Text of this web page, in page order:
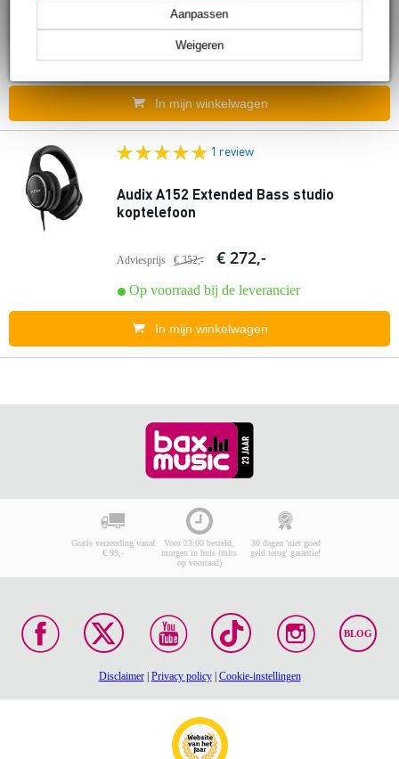
Weigeren
Aanpassen
€ 162,-
Op voorraad bij de leverancier
In mijn winkelwagen
1 review
Audix A152 Extended Bass studio
koptelefoon
Adviesprijs € 352,- € 272,-
Op voorraad bij de leverancier
In mijn winkelwagen
Gratis verzending vanaf
€ 99,-
Voor 23:00 besteld,
morgen in huis (mits
op voorraad)
30 dagen 'niet goed
geld terug' garantie!
BLOG
Disclaimer| Privacy policy| Cookie-instellingen